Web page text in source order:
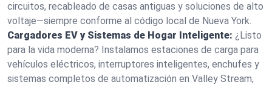
circuitos, recableado de casas antiguas y soluciones de alto
voltaje—siempre conforme al código local de Nueva York.
Cargadores EV y Sistemas de Hogar Inteligente: ¿Listo
para la vida moderna? Instalamos estaciones de carga para
vehículos eléctricos, interruptores inteligentes, enchufes y
sistemas completos de automatización en Valley Stream,